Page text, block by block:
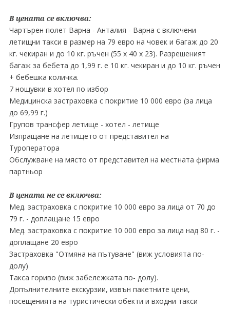
В цената се включва:
Чартърен полет Варна - Анталия - Варна с включени
летищни такси в размер на 79 евро на човек и багаж до 20
кг. чекиран и до 10 кг. ръчен (55 х 40 х 23). Разрешеният
багаж за бебета до 1,99 г. е 10 кг. чекиран и до 10 кг. ръчен
+ бебешка количка.
7 нощувки в хотел по избор
Медицинска застраховка с покритие 10 000 евро (за лица
до 69,99 г.)
Групов трансфер летище - хотел - летище
Изпращане на летището от представител на
Туроператора
Обслужване на място от представител на местната фирма
партньор
В цената не се включва:
Мед. застраховка с покритие 10 000 евро за лица от 70 до
79 г. - доплащане 15 евро
Мед. застраховка с покритие 10 000 евро за лица над 80 г. -
доплащане 20 евро
Застраховка "Отмяна на пътуване" (виж условията по-
долу)
Такса гориво (виж забележката по- долу).
Допълнителните екскурзии, извън пакетните цени,
посещенията на туристически обекти и входни такси